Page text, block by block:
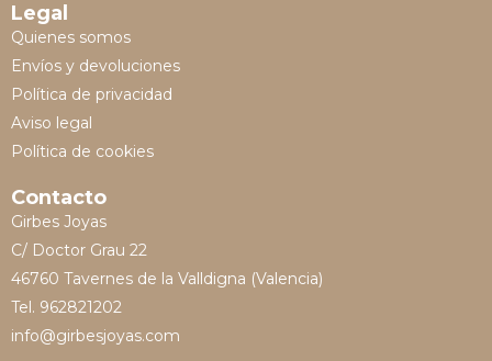
Legal
Quienes somos
Envíos y devoluciones
Política de privacidad
Aviso legal
Política de cookies
Contacto
Girbes Joyas
C/ Doctor Grau 22
46760 Tavernes de la Valldigna (Valencia)
Tel. 962821202
info@girbesjoyas.com